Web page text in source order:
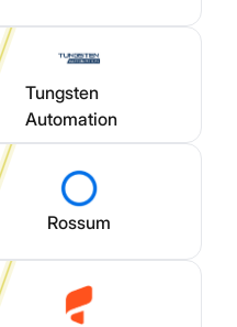
Tungsten
Automation
Rossum